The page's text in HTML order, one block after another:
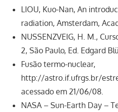
LIOU, Kuo-Nan, An
radiation, Amsterdam,
NUSSENZVEIG, H. M.,
2, São Paulo, Ed. Edgard
Fusão termo-nuclear,
http://astro.if.ufrgs.br/
acessado em 21/06/08.
NASA – Sun-Earth Day –